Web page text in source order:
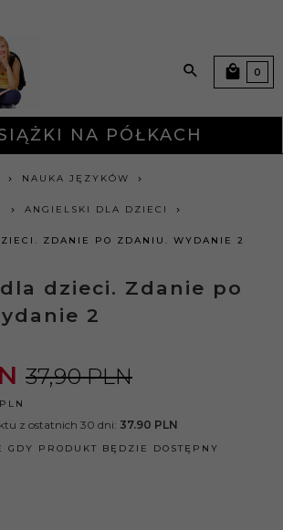
NA PÓŁKACH
0
NAUKA JĘZYKÓW
ANGIELSKI DLA DZIECI
ZDANIE PO ZDANIU. WYDANIE 2
dzieci. Zdanie po
2
37,90 PLN
z ostatnich 30 dni: 37.90 PLN
GDY PRODUKT BĘDZIE DOSTĘPNY